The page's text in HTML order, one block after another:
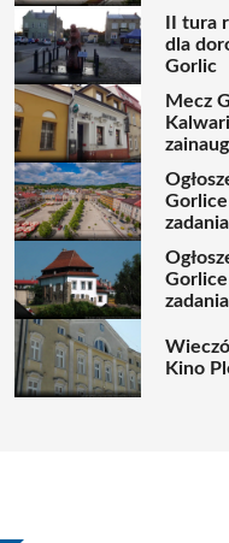
II tura
dla
Gorlic
Mecz
Kino